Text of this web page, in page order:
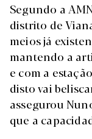
Segundo a
distrito de
meios já
mantendo a
e com a
disto vai
assegurou
que a